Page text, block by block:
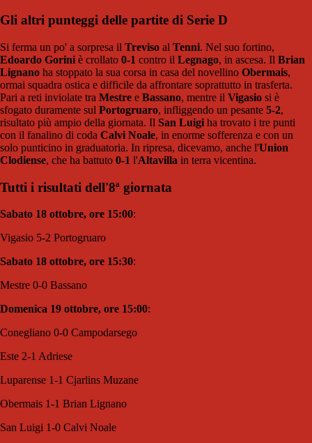
Gli altri punteggi delle partite di Serie D
Si ferma un po' a sorpresa il Treviso al Tenni. Nel suo fortino,
Edoardo Gorini è crollato 0-1 contro il Legnago, in ascesa. Il Brian
Lignano ha stoppato la sua corsa in casa del novellino Obermais,
ormai squadra ostica e difficile da affrontare soprattutto in trasferta.
Pari a reti inviolate tra Mestre e Bassano, mentre il Vigasio si è
sfogato duramente sul Portogruaro, infliggendo un pesante 5-2,
risultato più ampio della giornata. Il San Luigi ha trovato i tre punti
con il fanalino di coda Calvi Noale, in enorme sofferenza e con un
solo punticino in graduatoria. In ripresa, dicevamo, anche l'Union
Clodiense, che ha battuto 0-1 l'Altavilla in terra vicentina.
Tutti i risultati dell'8ª giornata
Sabato 18 ottobre, ore 15:00:
Vigasio 5-2 Portogruaro
Sabato 18 ottobre, ore 15:30:
Mestre 0-0 Bassano
Domenica 19 ottobre, ore 15:00:
Conegliano 0-0 Campodarsego
Este 2-1 Adriese
Luparense 1-1 Cjarlins Muzane
Obermais 1-1 Brian Lignano
San Luigi 1-0 Calvi Noale